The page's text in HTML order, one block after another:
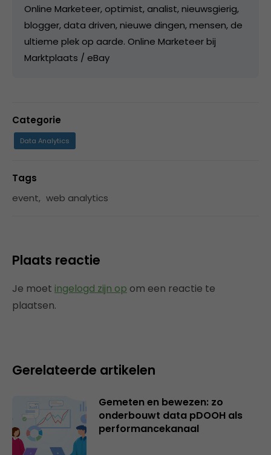
Online Marketeer, optimist, analist, nieuwsgierig,
blogger, data driven, nieuwe dingen, mensen, de
ultieme plek op aarde. Online Marketeer bij
Marktplaats / eBay
Categorie
Data Analytics
Tags
event, web analytics
Plaats reactie
Je moet ingelogd zijn op om een reactie te
plaatsen.
Gerelateerde artikelen
Gemeten en bewezen: zo
onderbouwt data pDOOH als
performancekanaal